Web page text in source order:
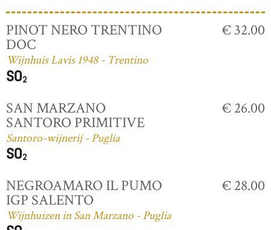
PINOT NERO TRENTINO
DOC
Wijnhuis Lavis 1948 - Trentino
€ 32.00
SAN MARZANO
SANTORO PRIMITIVE
Santoro-wijnerij - Puglia
€ 26.00
NEGROAMARO IL PUMO
IGP SALENTO
Wijnhuizen in San Marzano - Puglia
€ 28.00